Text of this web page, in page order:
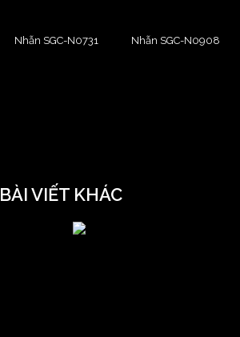
Nhẫn SGC-N0731 Nhẫn SGC-N0908
BÀI VIẾT KHÁC